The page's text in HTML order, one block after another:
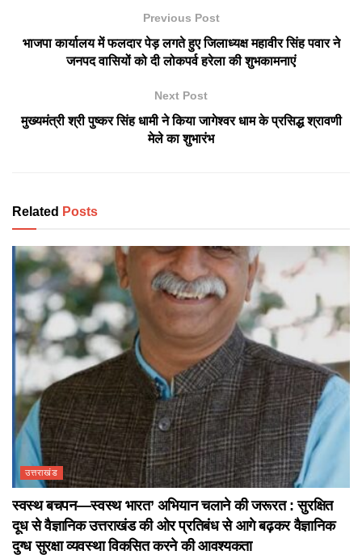
Previous Post
भाजपा कार्यालय में फलदार पेड़ लगते हुए जिलाध्यक्ष महावीर सिंह पवार ने
जनपद वासियों को दी लोकपर्व हरेला की शुभकामनाएं
Next Post
मुख्यमंत्री श्री पुष्कर सिंह धामी ने किया जागेश्वर धाम के प्रसिद्ध श्रावणी
मेले का शुभारंभ
Related Posts
उत्तराखंड
स्वस्थ बचपन—स्वस्थ भारत’ अभियान चलाने की जरूरत : सुरक्षित
दूध से वैज्ञानिक उत्तराखंड की ओर प्रतिबंध से आगे बढ़कर वैज्ञानिक
दुग्ध सुरक्षा व्यवस्था विकसित करने की आवश्यकता